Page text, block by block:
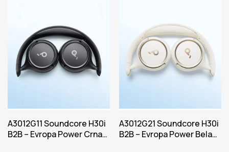
A3012G11 Soundcore H30i
B2B – Evropa Power Crna
A3012G21 Soundcore H30i
B2B – Evropa Power Bela